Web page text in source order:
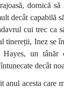
dornică
decât capabilă
cui trec ca
tinereții, Inez se
Hayes, un tânăr
decât
acesta care